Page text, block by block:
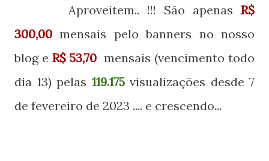
Aproveitem.. !!! São apenasR$
300,00 mensais pelo banners no nosso
blog e R$ 53,70 mensais (vencimento todo
dia 13) pelas 119.175visualizações desde 7
de fevereiro de 2023 .... e crescendo...